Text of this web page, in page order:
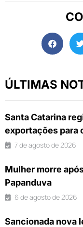
ÚLTIMAS
Santa Catarina
exportações para
7 de agosto de 2026
Mulher morre
Papanduva
6 de agosto de 2026
Sancionada nova